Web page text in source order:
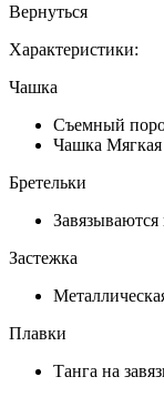
Вернуться
Характеристики:
Чашка
Съемный
Чашка Мягкая
Бретельки
Застежка
Плавки
Танга на